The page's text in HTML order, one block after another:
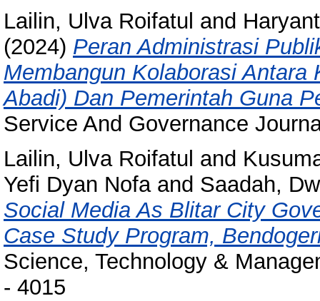
Lailin, Ulva Roifatul and
(2024) Peran Administrasi
Membangun Kolaborasi
Abadi) Dan Pemerintah Guna
Service And Governance
Lailin, Ulva Roifatul and
Yefi Dyan Nofaand Saadah,
Social Media As Blitar City
Case Study Program,
Science, Technology &
- 4015